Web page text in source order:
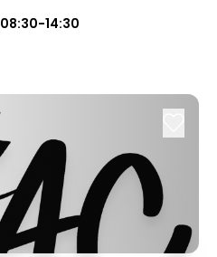
08:30-14:30